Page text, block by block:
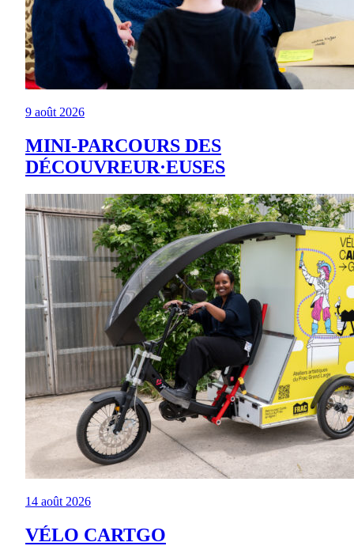
9 août 2026
MINI-PARCOURS DES
DÉCOUVREUR·EUSES
14 août 2026
VÉLO CARTGO